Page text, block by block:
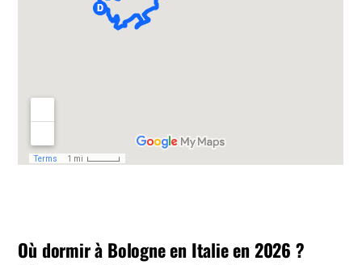
Où dormir à Bologne en Italie en 2026 ?